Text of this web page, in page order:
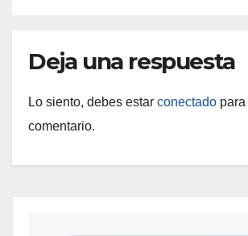
Deja una respuesta
Lo siento, debes estar conectado
comentario.